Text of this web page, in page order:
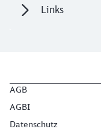
Links
AGB
AGBI
Datenschutz